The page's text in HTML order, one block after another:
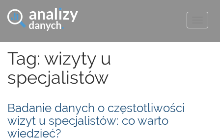
Tag: wizyty u
specjalistów
Badanie danych o częstotliwości
wizyt u specjalistów: co warto
wiedzieć?